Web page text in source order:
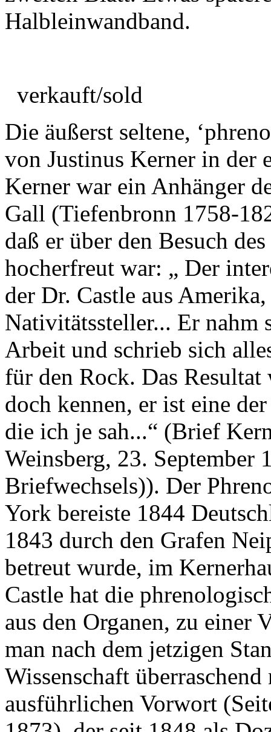
Halbleinwandband.
verkauft/sold
Die äußerst seltene,
von Justinus Kerner in der
Kerner war ein Anhänger
Gall (Tiefenbronn 1758-
daß er über den Besuch
hocherfreut war: „ Der
der Dr. Castle aus
Nativitätssteller... Er nahm
Arbeit und schrieb sich
für den Rock. Das
doch kennen, er ist eine
die ich je sah...“ (Brief
Weinsberg, 23. September
Briefwechsels)). Der
York bereiste 1844
1843 durch den Grafen
betreut wurde, im
Castle hat die
aus den Organen, zu einer
man nach dem jetzigen
Wissenschaft
ausführlichen Vorwort